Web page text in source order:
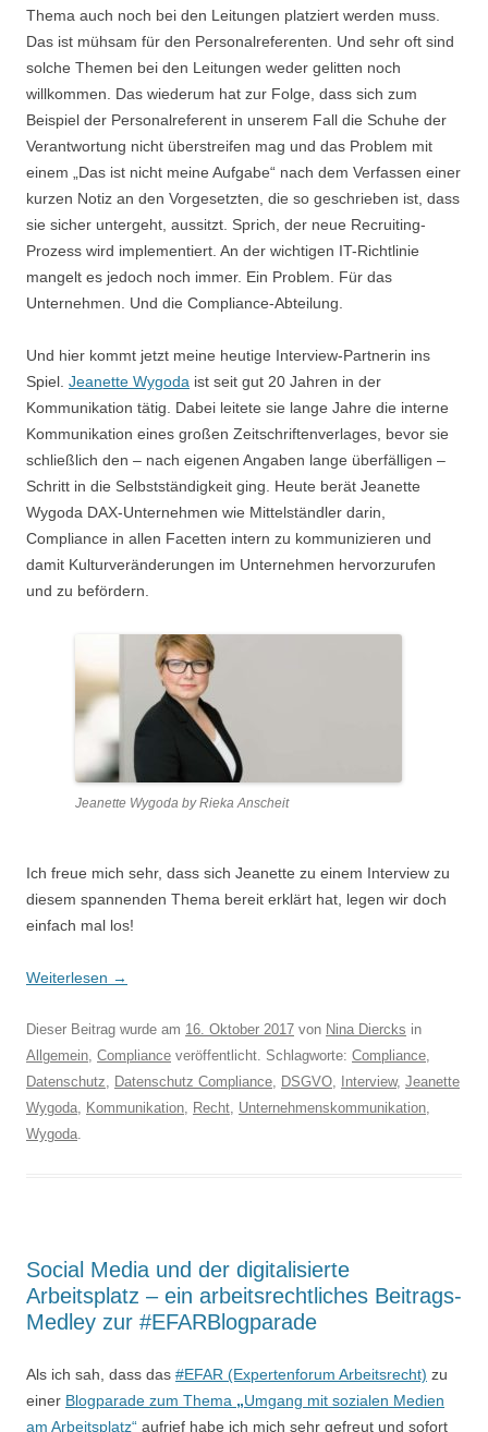
Thema auch noch bei den Leitungen platziert werden muss.
Das ist mühsam für den Personalreferenten. Und sehr oft sind
solche Themen bei den Leitungen weder gelitten noch
willkommen. Das wiederum hat zur Folge, dass sich zum
Beispiel der Personalreferent in unserem Fall die Schuhe der
Verantwortung nicht überstreifen mag und das Problem mit
einem „Das ist nicht meine Aufgabe“ nach dem Verfassen einer
kurzen Notiz an den Vorgesetzten, die so geschrieben ist, dass
sie sicher untergeht, aussitzt. Sprich, der neue Recruiting-
Prozess wird implementiert. An der wichtigen IT-Richtlinie
mangelt es jedoch noch immer. Ein Problem. Für das
Unternehmen. Und die Compliance-Abteilung.
Und hier kommt jetzt meine heutige Interview-Partnerin ins
Spiel. Jeanette Wygoda ist seit gut 20 Jahren in der
Kommunikation tätig. Dabei leitete sie lange Jahre die interne
Kommunikation eines großen Zeitschriftenverlages, bevor sie
schließlich den – nach eigenen Angaben lange überfälligen –
Schritt in die Selbstständigkeit ging. Heute berät Jeanette
Wygoda DAX-Unternehmen wie Mittelständler darin,
Compliance in allen Facetten intern zu kommunizieren und
damit Kulturveränderungen im Unternehmen hervorzurufen
und zu befördern.
Jeanette Wygoda by Rieka Anscheit
Ich freue mich sehr, dass sich Jeanette zu einem Interview zu
diesem spannenden Thema bereit erklärt hat, legen wir doch
einfach mal los!
Weiterlesen →
Dieser Beitrag wurde am 16. Oktober 2017 von Nina Diercks in
Allgemein, Compliance veröffentlicht. Schlagworte: Compliance,
Datenschutz, Datenschutz Compliance, DSGVO, Interview, Jeanette
Wygoda, Kommunikation, Recht, Unternehmenskommunikation,
Wygoda.
Social Media und der digitalisierte
Arbeitsplatz – ein arbeitsrechtliches Beitrags-
Medley zur #EFARBlogparade
Als ich sah, dass das #EFAR (Expertenforum Arbeitsrecht) zu
einer Blogparade zum Thema „Umgang mit sozialen Medien
am Arbeitsplatz“ aufrief habe ich mich sehr gefreut und sofort